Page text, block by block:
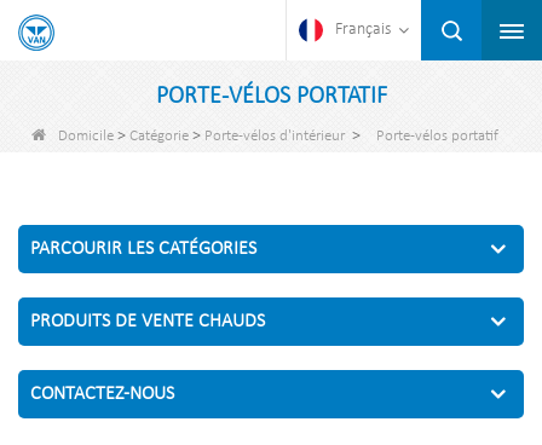
Français
PORTE-VÉLOS PORTATIF
Domicile > Catégorie > Porte-vélos d'intérieur > Porte-vélos portatif
PARCOURIR LES CATÉGORIES
PRODUITS DE VENTE CHAUDS
CONTACTEZ-NOUS